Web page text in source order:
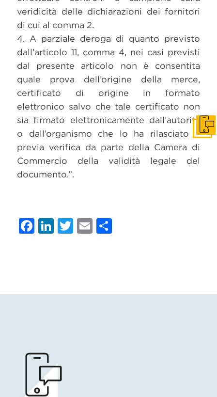
veridicità delle dichiarazioni dei fornitori
di cui al comma 2.
4. A parziale deroga di quanto previsto
dall’articolo 11, comma 4, nei casi previsti
dal presente articolo non è consentita
quale prova dell’origine della merce,
certificato di origine in formato
elettronico salvo che tale certificato non
sia firmato elettronicamente dall’autorità
o dall’organismo che lo ha rilasciato e
previa verifica da parte della Camera di
Commercio della validità legale del
documento.”.
Facebook
LinkedIn
Twitter
Email
Get